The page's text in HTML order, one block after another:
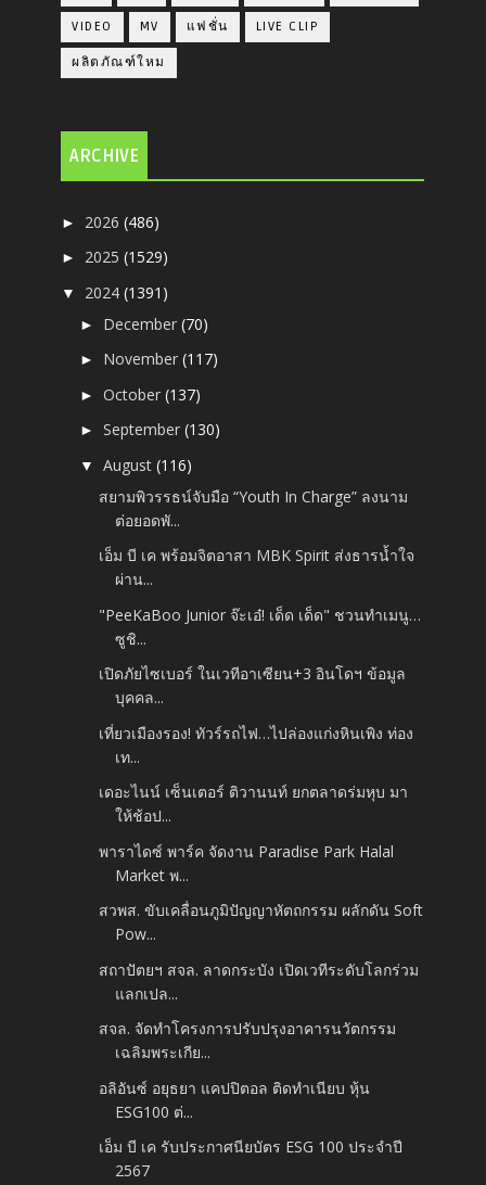
VIDEO MV แฟชั่น LIVE CLIP
ผลิตภัณฑ์ใหม
ARCHIVE
► 2026(486)
► 2025(1529)
▼ 2024(1391)
► December(70)
► November(117)
►October(137)
►September(130)
▼August(116)
สยามพิวรรธน์จับมือ “Youth In Charge” ลงนาม
ต่อยอดพั...
เอ็ม บี เค พร้อมจิตอาสา MBK Spirit ส่งธารน้ำใจ
ผ่าน...
"PeeKaBoo Junior จ๊ะเอ๋! เด็ด เด็ด" ชวนทำเมนู…
ซูชิ...
เปิดภัยไซเบอร์ ในเวทีอาเซียน+3 อินโดฯ ข้อมูล
บุคคล...
เที่ยวเมืองรอง! ทัวร์รถไฟ…ไปล่องแก่งหินเพิง ท่อง
เท...
เดอะไนน์ เซ็นเตอร์ ติวานนท์ ยกตลาดร่มหุบ มา
ให้ช้อป...
พาราไดซ์ พาร์ค จัดงาน Paradise Park Halal
Market พ...
สวพส. ขับเคลื่อนภูมิปัญญาหัตถกรรม ผลักดัน Soft
Pow...
สถาปัตยฯ สจล. ลาดกระบัง เปิดเวทีระดับโลกร่วม
แลกเปล...
สจล. จัดทำโครงการปรับปรุงอาคารนวัตกรรม
เฉลิมพระเกีย...
อลิอันซ์ อยุธยา แคปปิตอล ติดทำเนียบ หุ้น
ESG100 ต่...
เอ็ม บี เค รับประกาศนียบัตร ESG 100 ประจำปี
2567